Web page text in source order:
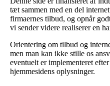
tæt sammen med en del
firmaernes tilbud, og opnår
vi sender videre realiserer en
Orientering om tilbud og
men man kan ikke stille os
eventuelt er implementeret
hjemmesidens oplysninger.